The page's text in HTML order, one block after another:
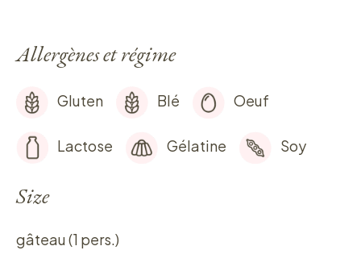
Allergènes et régime
Gluten Blé Oeuf
Lactose Gélatine Soy
Size
gâteau (1 pers.)